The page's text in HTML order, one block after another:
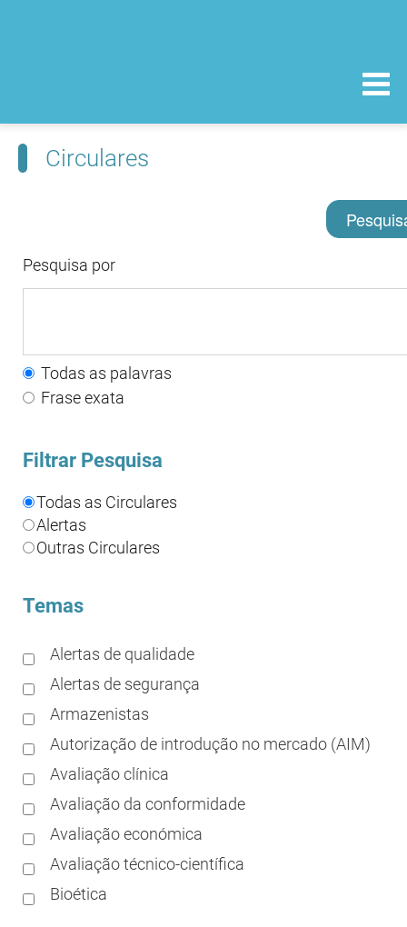
Circulares
Pesquisa por
Todas as palavras
Frase exata
Filtrar Pesquisa
Todas as Circulares
Alertas
Outras Circulares
Temas
Alertas de qualidade
Alertas de segurança
Armazenistas
Autorização de introdução no mercado (AIM)
Avaliação clínica
Avaliação da conformidade
Avaliação económica
Avaliação técnico-científica
Bioética